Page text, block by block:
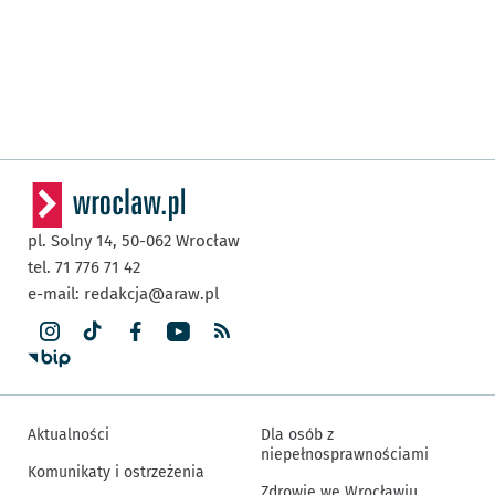
pl. Solny 14, 50-062 Wrocław
tel. 71 776 71 42
e-mail: redakcja@araw.pl
Aktualności
Komunikaty i ostrzeżenia
Dla osób z
niepełnosprawnościami